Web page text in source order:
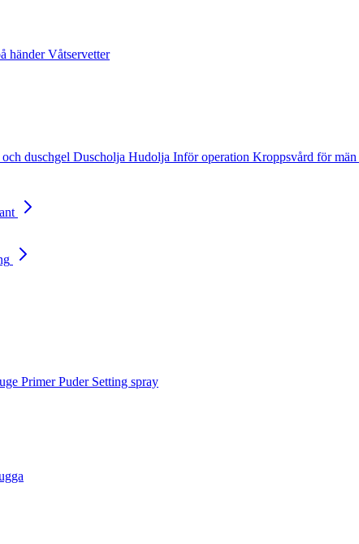
händerVåtservetter
duschgel Duscholja Hudolja Inför operation Kroppsvård för män
PrimerPuder Setting spray